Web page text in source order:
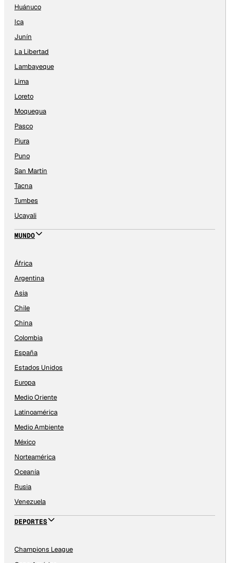
Huánuco
Ica
Junín
La Libertad
Lambayeque
Lima
Loreto
Moquegua
Pasco
Piura
Puno
San Martín
Tacna
Tumbes
Ucayali
MUNDO
África
Argentina
Asia
Chile
China
Colombia
España
Estados Unidos
Europa
Medio Oriente
Latinoamérica
Medio Ambiente
México
Norteamérica
Oceanía
Rusia
Venezuela
DEPORTES
Champions League